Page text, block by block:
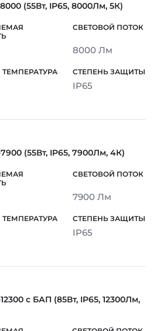
(55Вт, IP65, 8000Лм, 5К)
8000 Лм
IP65
(55Вт, IP65, 7900Лм, 4К)
7900 Лм
IP65
с БАП (85Вт, IP65, 12300Лм,